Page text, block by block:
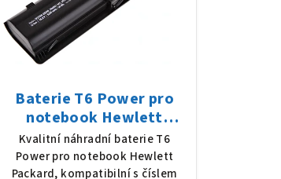
Baterie T6 Power pro
notebook Hewlett
Packard 586006-321, Li-
Ion, 10,8 V, 5200 mAh (56
Wh), černá
Kvalitní náhradní baterie T6
Power pro notebook Hewlett
Packard, kompatibilní s číslem